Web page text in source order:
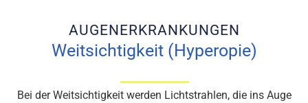
AUGENERKRANKUNGEN
Weitsichtigkeit (Hyperopie)
Bei der Weitsichtigkeit werden Lichtstrahlen, die ins Auge